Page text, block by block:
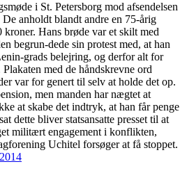
i St. Petersborg mod afsendelsen
anholdt blandt andre en 75-årig
Hans brøde var et skilt med
begrun-dede sin protest med, at han
grads belejring, og derfor alt for
med de håndskrevne ord
var for genert til selv at holde det op.
men manden har nægtet at
at skabe det indtryk, at han får penge
dette bliver statsansatte presset til at
militært engagement i konflikten,
Uchitel forsøger at få stoppet.